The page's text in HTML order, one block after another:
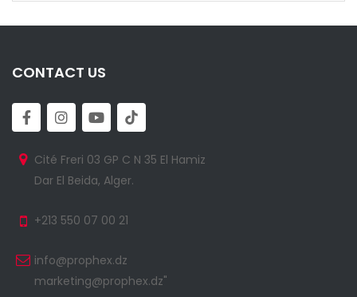
CONTACT US
Cité Freri 03 GP C N 35 El Hamiz
Dar El Beida, Alger.
+213 550 07 00 21
info@prophex.dz
marketing@prophex.dz"